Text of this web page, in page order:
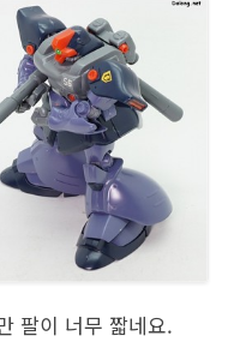
팔이 너무 짧네요.